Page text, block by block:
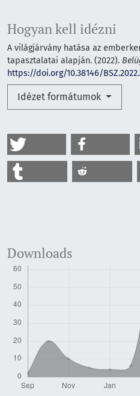
Hogyan kell idézni
A világjárvány hatása az
tapasztalatai alapján. (2022).
https://doi.org/10.38146/
Idézet formátumok
Downloads